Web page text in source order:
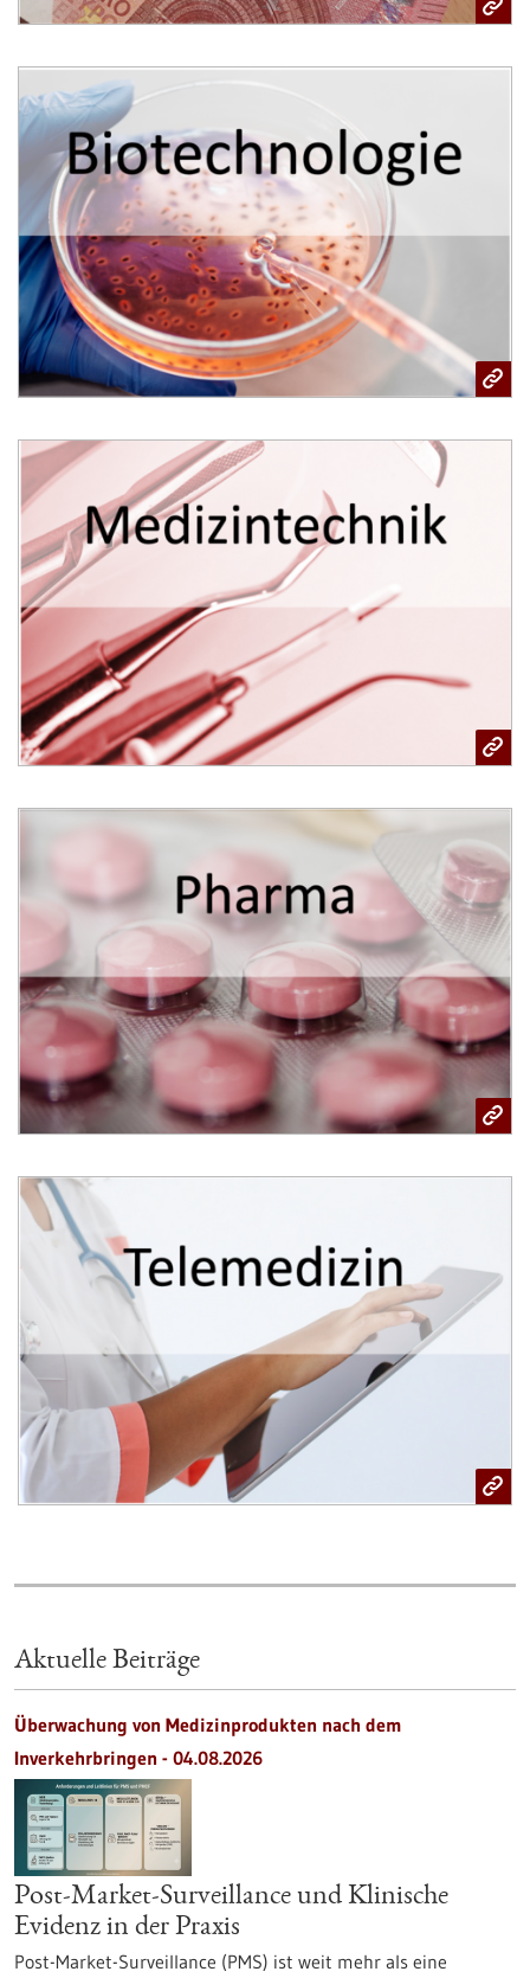
Aktuelle Beiträge
Überwachung von Medizinprodukten nach dem
Inverkehrbringen - 04.08.2026
Post-Market-Surveillance und Klinische
Evidenz in der Praxis
Post-Market-Surveillance (PMS) ist weit mehr als eine